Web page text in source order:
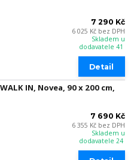
7 290 Kč
6 025 Kč bez DPH
Skladem u
dodavatele 41
Detail
IN, Novea, 90 x 200 cm,
7 690 Kč
6 355 Kč bez DPH
Skladem u
dodavatele 24